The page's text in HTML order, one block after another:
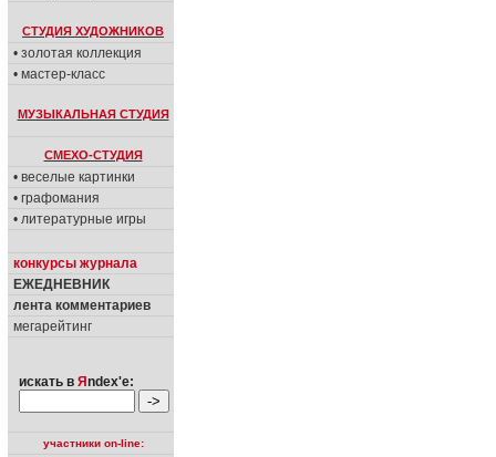
СТУДИЯ ХУДОЖНИКОВ
• золотая коллекция
• мастер-класс
МУЗЫКАЛЬНАЯ СТУДИЯ
СМЕХО-СТУДИЯ
• веселые картинки
• графомания
• литературные игры
конкурсы журнала
ЕЖЕДНЕВНИК
лента комментариев
мегарейтинг
искать в Я ndex'е:
участники on-line: